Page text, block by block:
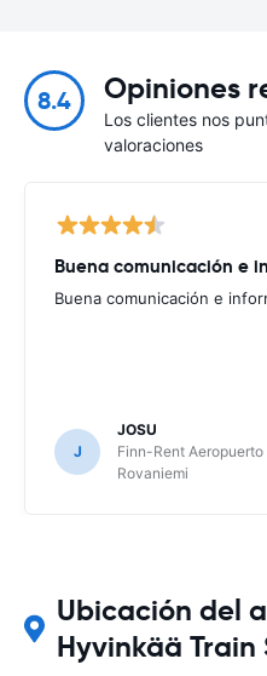
8.4 Opiniones
Los clientes nos
valoraciones
Buena comunicación e
J
JOSU
Finn-Rent Aeropuerto
Rovaniemi
Ubicación del
Hyvinkää Train